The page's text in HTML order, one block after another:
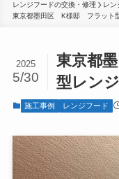
レンジフードの交換・修理
レン
東京都墨田区　K様邸　フラット
東京都
型レン
2025
5/30
施工事例 レンジフード